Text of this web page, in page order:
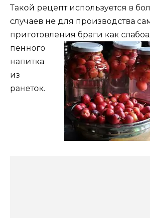
Такой рецепт используется в
случаев не для производства
приготовления браги как
пенного
напитка
из
ранеток.